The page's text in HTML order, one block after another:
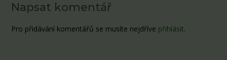
Napsat komentář
Pro přidávání komentářů se musíte nejdříve přihlásit.